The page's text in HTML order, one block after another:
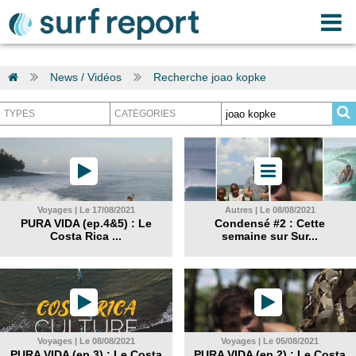
News / Vidéos Recherche joao kopke
Voyages | Le 17/08/2021
PURA VIDA (ep.4&5) : Le
Costa Rica ...
Autres | Le 08/08/2021
Condensé #2 : Cette
semaine sur Sur...
Voyages | Le 08/08/2021 Voyages | Le 05/08/2021